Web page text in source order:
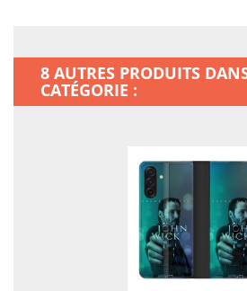
8 AUTRES PRODUITS
CATÉGORIE :